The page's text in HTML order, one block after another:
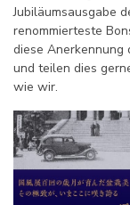
Jubiläumsausgabe
renommierteste
diese Anerkennung
und teilen dies
wie wir.